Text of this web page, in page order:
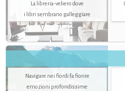
La libreria-veliero dove
i libri sembrano galleggiare
Navigare nei fiordi fa fiorire
emozioni profondissime